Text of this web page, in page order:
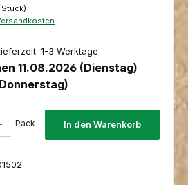
Stück)
1-3 Werktage
11.08.2026 (Dienstag)
Pack In den Warenkorb